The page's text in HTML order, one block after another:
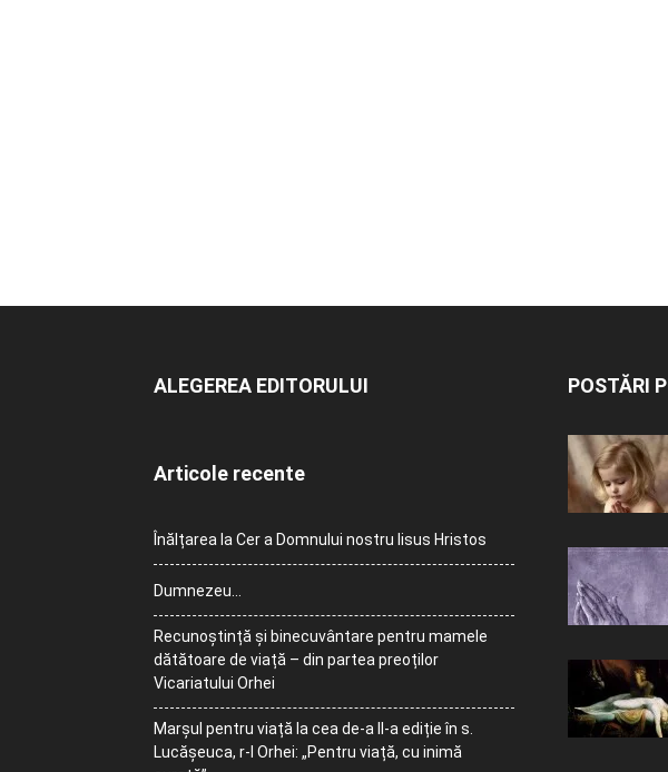
ALEGEREA EDITORULUI
Articole recente
Înălțarea la Cer a Domnului nostru Iisus Hristos
Dumnezeu…
Recunoștință și binecuvântare pentru mamele
dătătoare de viață – din partea preoților
Vicariatului Orhei
Marșul pentru viață la cea de-a II-a ediție în s.
Lucășeuca, r-l Orhei: „Pentru viață, cu inimă
POSTĂRI